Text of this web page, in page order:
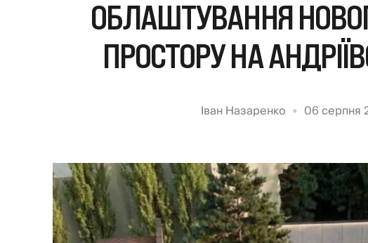
ОБЛАШТУВАННЯ
ПРОСТОРУ НА
Іван Назаренко 06 серпня